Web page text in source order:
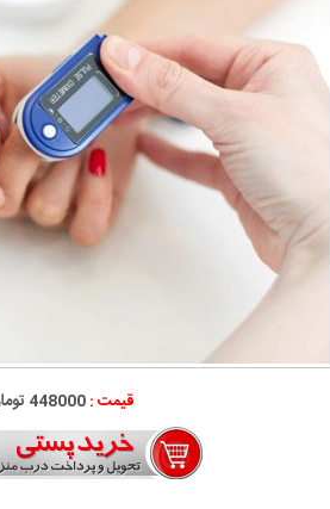
قیمت :448000 تومان